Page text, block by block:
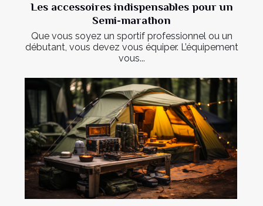
Les accessoires indispensables pour un
Semi-marathon
Que vous soyez un sportif professionnel ou un
débutant, vous devez vous équiper. L’équipement
vous...